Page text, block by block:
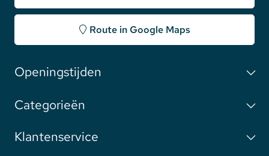
Route in Google Maps
Openingstijden
Categorieën
Klantenservice